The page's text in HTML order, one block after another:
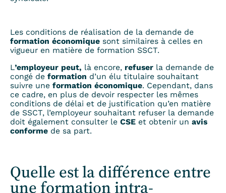
Les conditions de réalisation de la demande de
formation économiquesont similaires à celles en
vigueur en matière de formation SSCT.
L’employeur peut, là encore,refuserla demande de
congé de formation d’un élu titulaire souhaitant
suivre une formation économique. Cependant, dans
ce cadre, en plus de devoir respecter les mêmes
conditions de délai et de justification qu’en matière
de SSCT, l’employeur souhaitant refuser la demande
doit également consulter le CSE et obtenir un avis
conformede sa part.
Quelle est la différence entre
une formation intra-